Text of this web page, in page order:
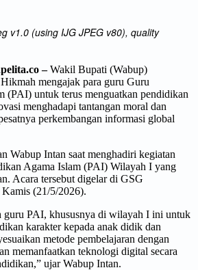
v1.0 (using IJG JPEG v80), quality
–Wakil Bupati (Wabup)
mengajak para guru Guru
(PAI) untuk terus menguatkan pendidikan
menghadapi tantangan moral dan
perkembangan informasi global
Wabup Intan saat menghadiri kegiatan
Agama Islam (PAI) Wilayah I yang
Acara tersebut digelar di GSG
(21/5/2026).
guru PAI, khususnya di wilayah I ini untuk
karakter kepada anak didik dan
metode pembelajaran dengan
memanfaatkan teknologi digital secara
ujar Wabup Intan.